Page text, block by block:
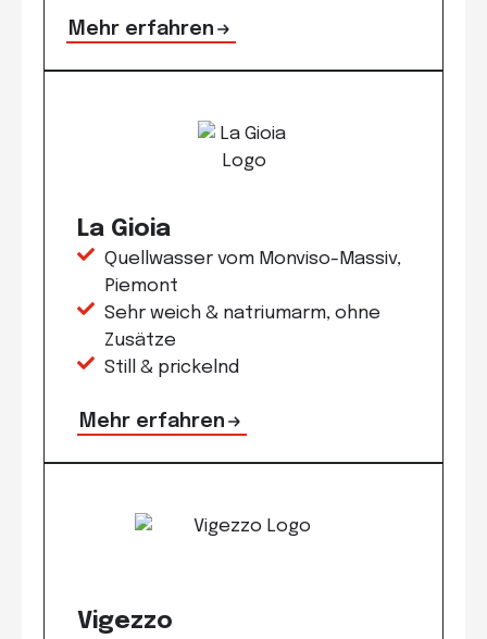
Mehr erfahren
La Gioia
Quellwasser vom Monviso-Massiv,
Piemont
Sehr weich & natriumarm, ohne
Zusätze
Still & prickelnd
Mehr erfahren
Vigezzo